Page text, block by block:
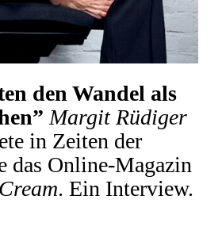
den Wandel als
Margit Rüdiger
in Zeiten der
das Online-Magazin
. Ein Interview.